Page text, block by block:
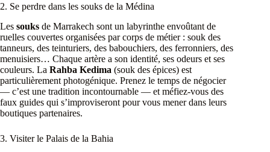
2. Se perdre dans les souks de la Médina
Les souks de Marrakech sont un labyrinthe envoûtant de
ruelles couvertes organisées par corps de métier : souk des
tanneurs, des teinturiers, des babouchiers, des ferronniers, des
menuisiers… Chaque artère a son identité, ses odeurs et ses
couleurs. La Rahba Kedima (souk des épices) est
particulièrement photogénique. Prenez le temps de négocier
— c’est une tradition incontournable — et méfiez-vous des
faux guides qui s’improviseront pour vous mener dans leurs
boutiques partenaires.
3. Visiter le Palais de la Bahia